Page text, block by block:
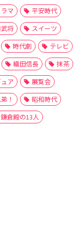
マ
平安時代
将
スイーツ
時代劇
テレビ
織田信長
抹茶
ア
展覧会
！
昭和時代
鎌倉殿の13人